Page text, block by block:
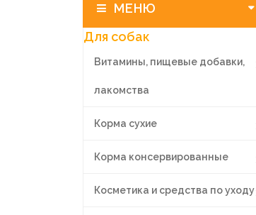
МЕНЮ
Для собак
Витамины, пищевые добавки,
лакомства
Корма сухие
Корма консервированные
Косметика и средства по уходу